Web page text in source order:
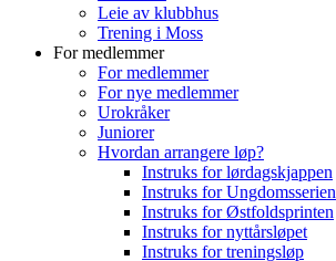
Leie av klubbhus
Trening i Moss
For medlemmer
For medlemmer
For nye medlemmer
Urokråker
Juniorer
Hvordan arrangere løp?
Instruks for lørdagskjappen
Instruks for Ungdomsserien
Instruks for Østfoldsprinten
Instruks for nyttårsløpet
Instruks for treningsløp